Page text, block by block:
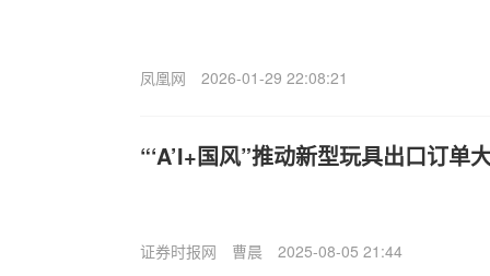
凤凰网 2026-01-29 22:08:21
“‘A’I+国风”推动新型玩具出口订单
证券时报网 曹晨 2025-08-05 21:44